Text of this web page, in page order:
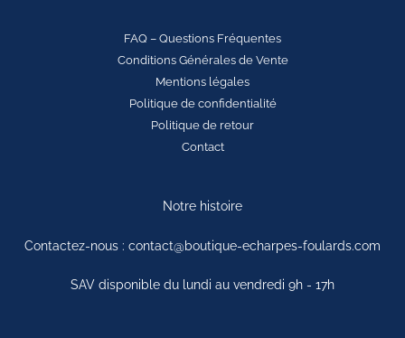
FAQ – Questions Fréquentes
Conditions Générales de Vente
Mentions légales
Politique de confidentialité
Politique de retour
Contact
Notre histoire
Contactez-nous : contact@boutique-echarpes-foulards.com
SAV disponible du lundi au vendredi 9h - 17h